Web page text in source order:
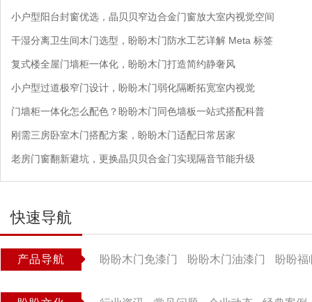
小户型阳台封窗优选，晶贝贝窄边合金门窗放大室内视觉空间
干湿分离卫生间木门选型，盼盼木门防水工艺详解 Meta 标签
复式楼全屋门墙柜一体化，盼盼木门打造简约静奢风
小户型过道极窄门设计，盼盼木门弱化隔断拓宽室内视觉
门墙柜一体化怎么配色？盼盼木门同色墙板一站式搭配科普
刚需三房卧室木门搭配方案，盼盼木门适配日常居家
老房门窗翻新避坑，更换晶贝贝合金门实现隔音节能升级
快速导航
产品导航 盼盼木门免漆门 盼盼木门油漆门 盼盼福